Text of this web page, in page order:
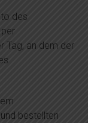
des
Tag, an dem der
bestellten